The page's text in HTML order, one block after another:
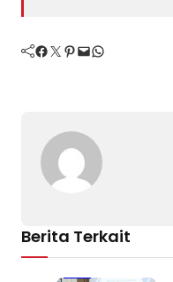
Facebook Twitter Pinterest Mail WhatsApp
Berita Terkait